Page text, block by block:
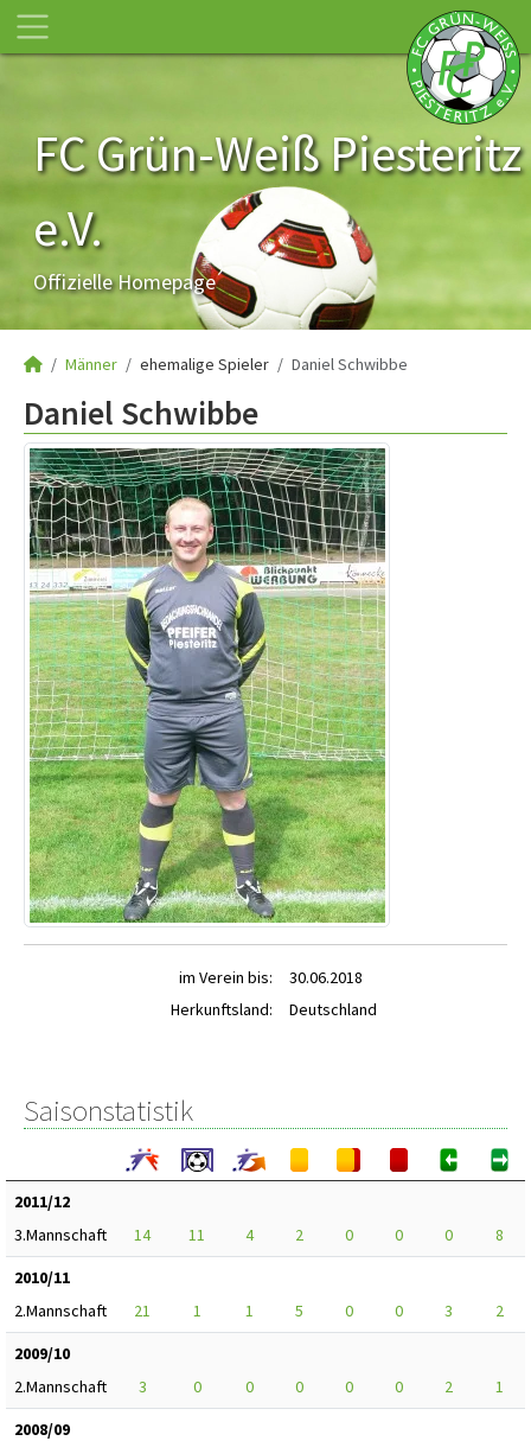
FC Grün-Weiß Piesteritz
e.V.
Offizielle Homepage
Männer ehemalige Spieler Daniel Schwibbe
Daniel Schwibbe
im Verein bis:
30.06.2018
Herkunftsland:
Deutschland
Saisonstatistik
2011/12
3.Mannschaft
14 11 4 2 0 0 0
8
2010/11
2.Mannschaft
21 1 1 5 0 0 3
2
2009/10
2.Mannschaft
3 0 0 0 0 0 2
1
2008/09